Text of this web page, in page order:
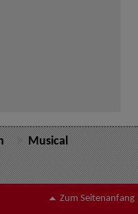
Musical
Zum Seitenanfang